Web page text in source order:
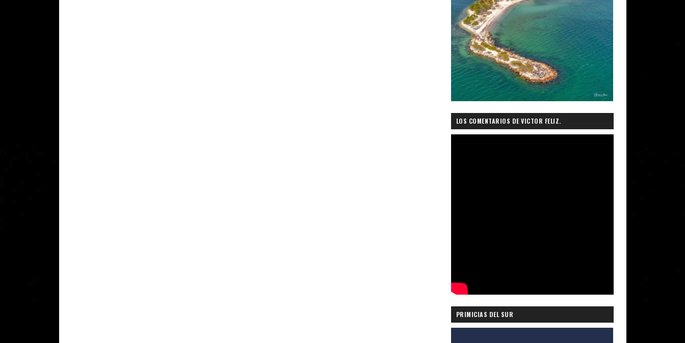
LOS COMENTARIOS DE VICTOR FELIZ.
PRIMICIAS DEL SUR